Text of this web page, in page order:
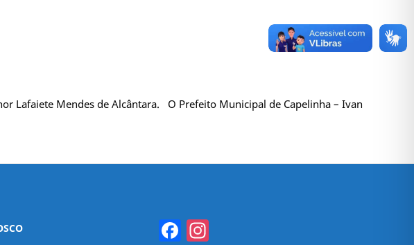
Lafaiete Mendes de Alcântara. O Prefeito Municipal de Capelinha – Ivan
Facebook